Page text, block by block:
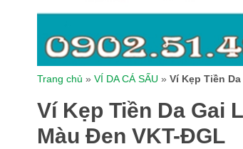
Trang chủ » VÍ DA CÁ SẤU » Ví Kẹp Tiền
Ví Kẹp Tiền Da Gai
Màu Đen VKT-ĐGL